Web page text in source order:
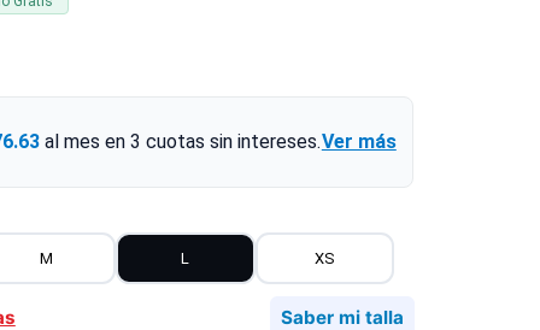
al mes en 3 cuotas sin intereses.Ver más
M L XS
Saber mi talla